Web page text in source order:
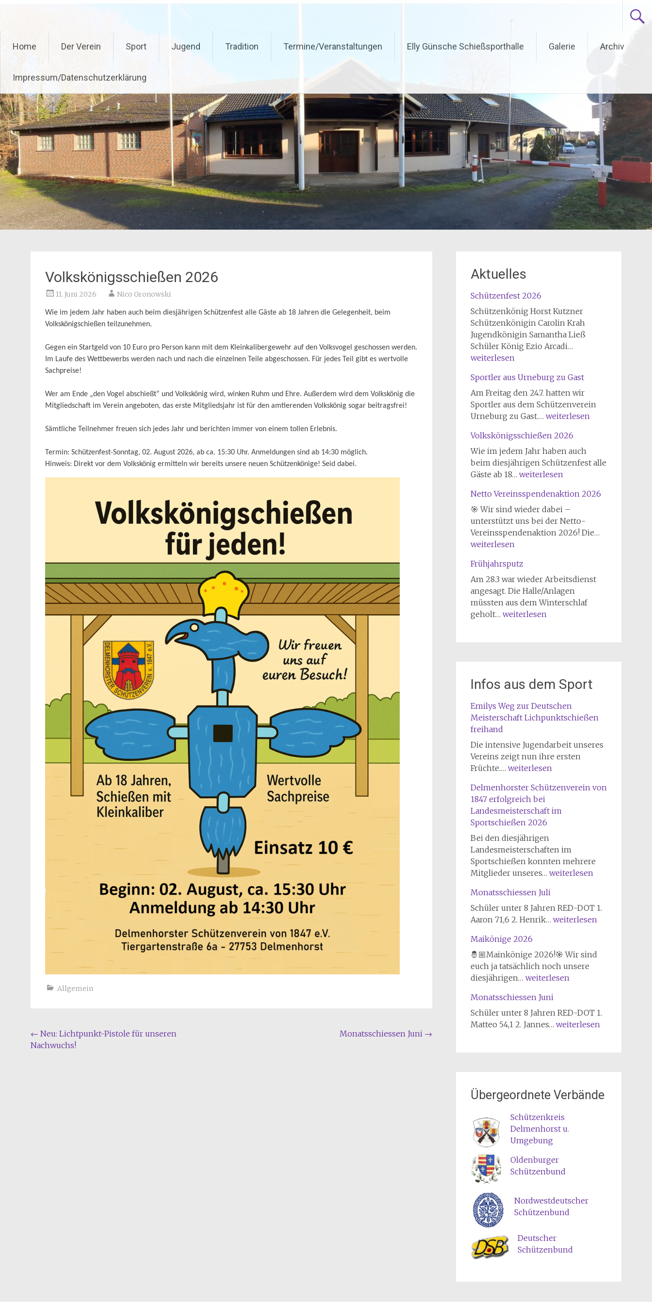
springen
Home Der Verein Sport Jugend Tradition Termine/Veranstaltungen Elly Günsche Schießsporthalle Galerie Archiv
Impressum/Datenschutzerklärung
Volkskönigsschießen 2026
11. Juni 2026 Nico Gronowski
Wie im jedem Jahr haben auch beim diesjährigen Schützenfest alle Gäste ab 18 Jahren die Gelegenheit, beim
Volkskönigschießen teilzunehmen.
Gegen ein Startgeld von 10 Euro pro Person kann mit dem Kleinkalibergewehr auf den Volksvogel geschossen werden.
Im Laufe des Wettbewerbs werden nach und nach die einzelnen Teile abgeschossen. Für jedes Teil gibt es wertvolle
Sachpreise!
Wer am Ende „den Vogel abschießt“ und Volkskönig wird, winken Ruhm und Ehre. Außerdem wird dem Volkskönig die
Mitgliedschaft im Verein angeboten, das erste Mitgliedsjahr ist für den amtierenden Volkskönig sogar beitragsfrei!
Sämtliche Teilnehmer freuen sich jedes Jahr und berichten immer von einem tollen Erlebnis.
Termin: Schützenfest-Sonntag, 02. August 2026, ab ca. 15:30 Uhr. Anmeldungen sind ab 14:30 möglich.
Hinweis: Direkt vor dem Volkskönig ermitteln wir bereits unsere neuen Schützenkönige! Seid dabei.
Allgemein
Beitragsnavigation
← Neu: Lichtpunkt-Pistole für unseren
Nachwuchs!
Monatsschiessen Juni →
Aktuelles
Schützenfest 2026
Schützenkönig Horst Kutzner
Schützenkönigin Carolin Krah
Jugendkönigin Samantha Ließ
Schüler König Ezio Arcadi…
weiterlesen
Sportler aus Urneburg zu Gast
Am Freitag den 24.7. hatten wir
Sportler aus dem Schützenverein
Urneburg zu Gast.… Sportler
Urneburg
zu
Gast
weiterlesen
Volkskönigsschießen 2026
Wie im jedem Jahr haben auch
beim diesjährigen Schützenfest alle
Gäste ab 18… Volkskönigsschießen
weiterlesen
Netto Vereinsspendenaktion 2026
🎯 Wir sind wieder dabei –
unterstützt uns bei der Netto-
Vereinsspendenaktion 2026! Die…
weiterlesen
Frühjahrsputz
Am 28.3 war wieder Arbeitsdienst
angesagt. Die Halle/Anlagen
müssten aus dem Winterschlaf
geholt… Frühjahrsputz
weiterlesen
Infos aus dem Sport
Emilys Weg zur Deutschen
Meisterschaft Lichpunktschießen
freihand
Die intensive Jugendarbeit unseres
Vereins zeigt nun ihre ersten
Früchte.… Emilys
zur
Deutschen
Meisterschaft
Lichpunktschießen
freihand
weiterlesen
Delmenhorster Schützenverein von
1847 erfolgreich bei
Landesmeisterschaft im
Sportschießen 2026
Bei den diesjährigen
Landesmeisterschaften im
Sportschießen konnten mehrere
Mitglieder unseres… Delmenhorster
von
1847
erfolgreich
im
Sportschießen
2026
weiterlesen
Monatsschiessen Juli
Schüler unter 8 Jahren RED-DOT 1.
Aaron 71,6 2. Henrik… Monatsschiessen
weiterlesen
Maikönige 2026
🤴🏼Mainkönige 2026!🎯 Wir sind
euch ja tatsächlich noch unsere
diesjährigen… Maikönige
weiterlesen
Monatsschiessen Juni
Schüler unter 8 Jahren RED-DOT 1.
Matteo 54,1 2. Jannes… Monatsschiessen
weiterlesen
Übergeordnete Verbände
Schützenkreis
Delmenhorst u.
Umgebung
Oldenburger
Schützenbund
Nordwestdeutscher
Schützenbund
Deutscher
Schützenbund